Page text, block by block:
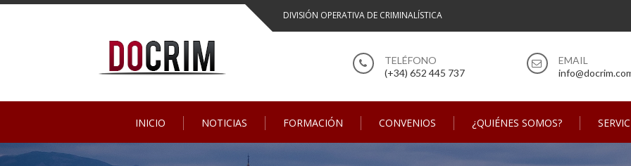
Skip
DIVISIÓN OPERATIVA DE CRIMINALÍSTICA
(+34) 652 445 737
INICIO NOTICIAS FORMACIÓN CONVENIOS ¿QUIÉNES SOMOS?